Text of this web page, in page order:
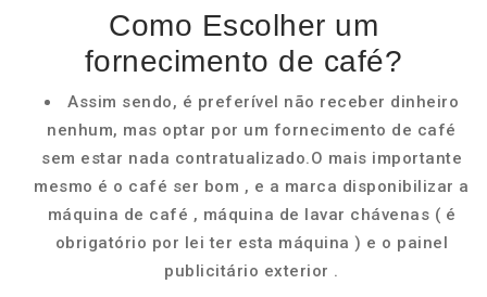
Como Escolher um
fornecimento de café?
Assim sendo, é preferível não receber dinheiro
nenhum, mas optar por um fornecimento de café
sem estar nada contratualizado.O mais importante
mesmo é o café ser bom , e a marca disponibilizar a
máquina de café , máquina de lavar chávenas ( é
obrigatório por lei ter esta máquina ) e o painel
publicitário exterior .